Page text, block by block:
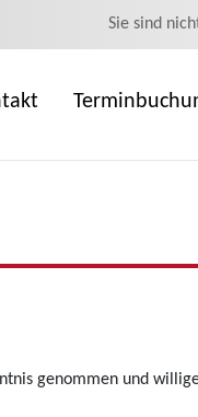
Sie sind
genommen und